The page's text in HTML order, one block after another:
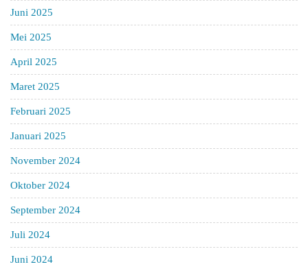
Juni 2025
Mei 2025
April 2025
Maret 2025
Februari 2025
Januari 2025
November 2024
Oktober 2024
September 2024
Juli 2024
Juni 2024